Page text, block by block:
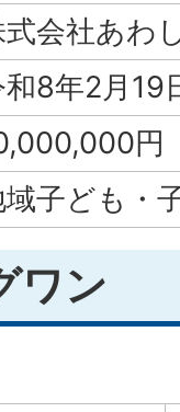
式会社あわ
和8年2月19
円
子ども・
ワン